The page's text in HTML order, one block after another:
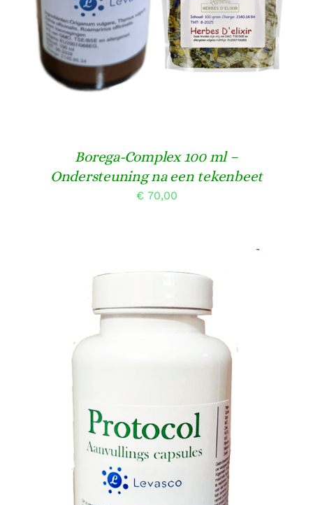
Borega-Complex 100 ml –
Ondersteuning na een tekenbeet
€70,00
TOEVOEGEN AAN WINKELWAGEN